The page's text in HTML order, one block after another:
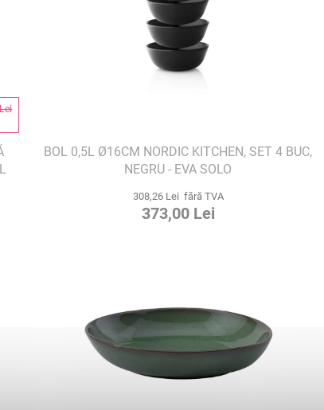
BOL 0,5L Ø16CM NORDIC KITCHEN, SET 4 BUC,
NEGRU - EVA SOLO
308,26 Lei fără TVA
373,00 Lei